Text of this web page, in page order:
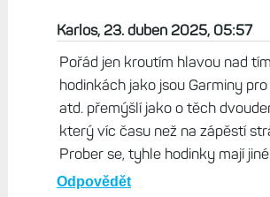
Odpovědět
Karlos, 23. duben 2025, 07:25
A kde si slyšel tu blbost, že
dobíjet ještě před 50%? Hodně
ale tahle je Top.
Odpovědět